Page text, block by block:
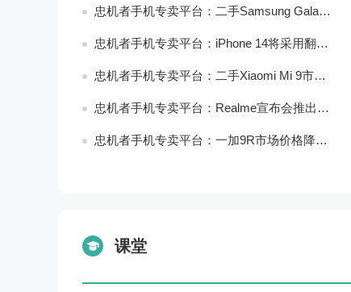
忠机者手机专卖平台：二手Samsung Galaxy M21市场价格相对稳定
忠机者手机专卖平台：iPhone 14将采用翻盖式设计？
忠机者手机专卖平台：二手Xiaomi Mi 9市场价格相对稳定
忠机者手机专卖平台：Realme宣布会推出全新Realme X10 Max 5G
忠机者手机专卖平台：一加9R市场价格降至2000元以下
课堂